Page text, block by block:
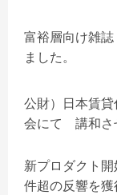
富裕層向け雑
ました。
公財）日本賃
会にて 講和さ
新プロダクト
件超の反響を